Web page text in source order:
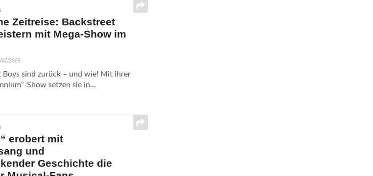
Zeitreise: Backstreet
mit Mega-Show im
07/2025
Boys sind zurück – und wie! Mit ihrer
Show setzen sie in...
erobert mit
und
Geschichte die